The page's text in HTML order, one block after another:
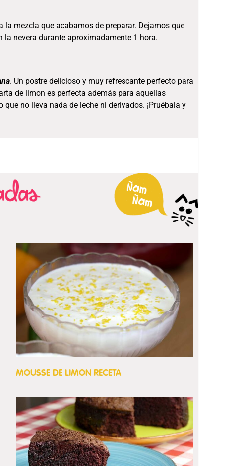
la mezcla que acabamos de preparar. Dejamos que
la nevera durante aproximadamente 1 hora.
. Un postre delicioso y muy refrescante perfecto para
de limon es perfecta además para aquellas
que no lleva nada de leche ni derivados. ¡Pruébala y
MOUSSE DE LIMON RECETA